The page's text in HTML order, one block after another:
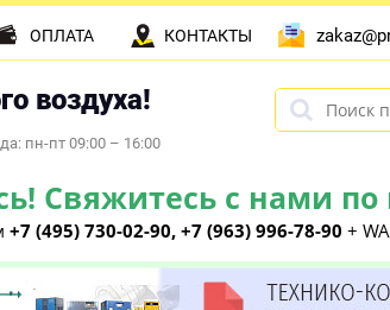
воздуха!
пн-пт 09:00 – 16:00
Свяжитесь с нами по
+7 (495) 730-02-90, +7 (963) 996-78-90 +
ОПЛАТА КОНТАКТЫ